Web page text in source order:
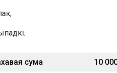
сума 10